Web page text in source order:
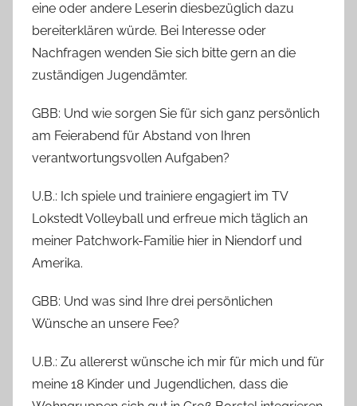
eine oder andere Leserin diesbezüglich dazu
bereiterklären würde. Bei Interesse oder
Nachfragen wenden Sie sich bitte gern an die
zuständigen Jugendämter.
GBB: Und wie sorgen Sie für sich ganz persönlich
am Feierabend für Abstand von Ihren
verantwortungsvollen Aufgaben?
U.B.: Ich spiele und trainiere engagiert im TV
Lokstedt Volleyball und erfreue mich täglich an
meiner Patchwork-Familie hier in Niendorf und
Amerika.
GBB: Und was sind Ihre drei persönlichen
Wünsche an unsere Fee?
U.B.: Zu allererst wünsche ich mir für mich und für
meine 18 Kinder und Jugendlichen, dass die